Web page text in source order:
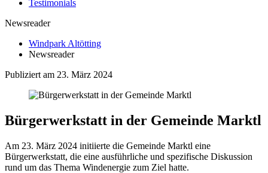
Testimonials
Newsreader
Windpark Altötting
Newsreader
Publiziert am 23. März 2024
Bürgerwerkstatt in der Gemeinde Marktl
Am 23. März 2024 initiierte die Gemeinde Marktl eine
Bürgerwerkstatt, die eine ausführliche und spezifische Diskussion
rund um das Thema Windenergie zum Ziel hatte.